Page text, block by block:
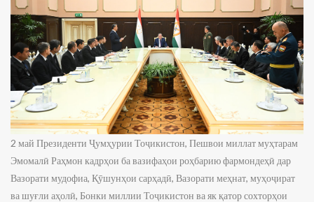
2 май Президенти Ҷумҳурии Тоҷикистон, Пешвои миллат муҳтарам
Эмомалӣ Раҳмон кадрҳои ба вазифаҳои роҳбарию фармондеҳӣ дар
Вазорати мудофиа, Қӯшунҳои сарҳадӣ, Вазорати меҳнат, муҳоҷират
ва шуғли аҳолӣ, Бонки миллии Тоҷикистон ва як қатор сохторҳои